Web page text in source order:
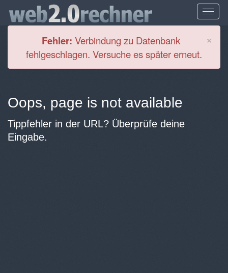
×
Fehler: Verbindung zu Datenbank
fehlgeschlagen. Versuche es später erneut.
Oops, page is not available
Tippfehler in der URL? Überprüfe deine
Eingabe.